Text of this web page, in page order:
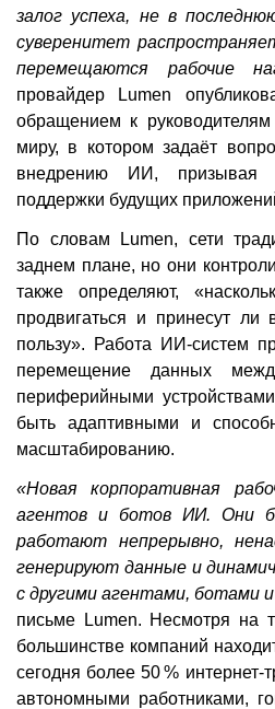
залог успеха, не в
суверенитет
перемещаются рабочие
провайдер Lumen
обращением к
миру, в котором задаёт
внедрению ИИ, призывая
поддержки будущих
По словам Lumen, сети
заднем плане, но они
также определяют,
продвигаться и принесут
пользу». Работа ИИ-систем
перемещение данных
периферийными
быть адаптивными и
масштабированию.
«Новая корпоративная
агентов и ботов ИИ. Они
работают непрерывно,
генерируют данные и
с другими агентами, ботами
письме Lumen. Несмотря на
большинстве компаний
сегодня более 50 % интернет-
автономными работниками,